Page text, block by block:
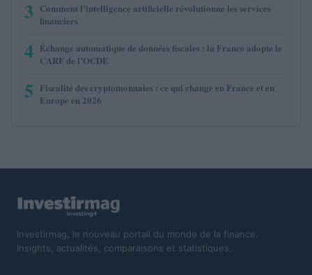
3 Comment l’intelligence artificielle révolutionne les services
financiers
4 Échange automatique de données fiscales : la France adopte le
CARF de l’OCDE
5 Fiscalité des cryptomonnaies : ce qui change en France et en
Europe en 2026
Investirmag, le nouveau portail du monde de la finance.
Insights, actualités, comparaisons et statistiques.